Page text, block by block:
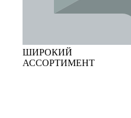
ШИРОКИЙ
АССОРТИМЕНТ